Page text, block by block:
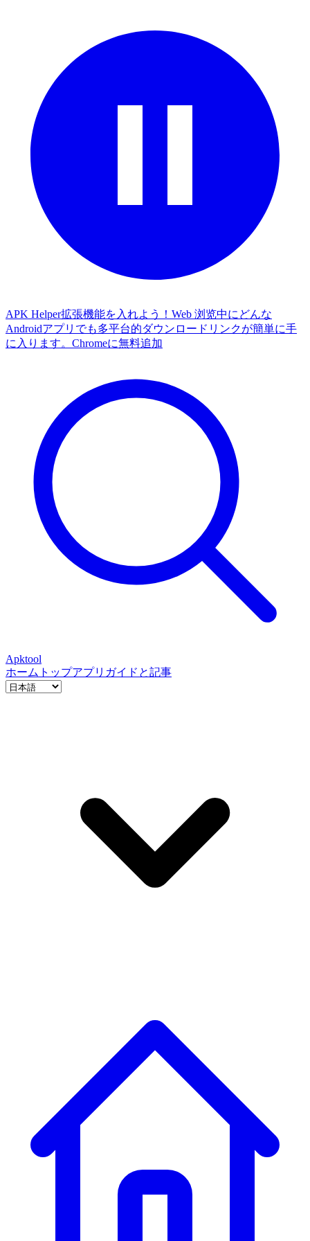
APK Helper拡張機能を入れよう！Web 浏览中にどんな
Androidアプリでも多平台的ダウンロードリンクが簡単に手
に入ります。 Chromeに無料追加
Apktool
ホーム トップアプリ ガイドと記事